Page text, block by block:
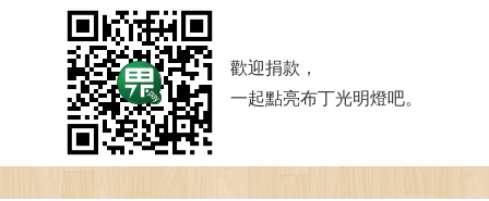
歡迎捐款，
一起點亮布丁光明燈吧。